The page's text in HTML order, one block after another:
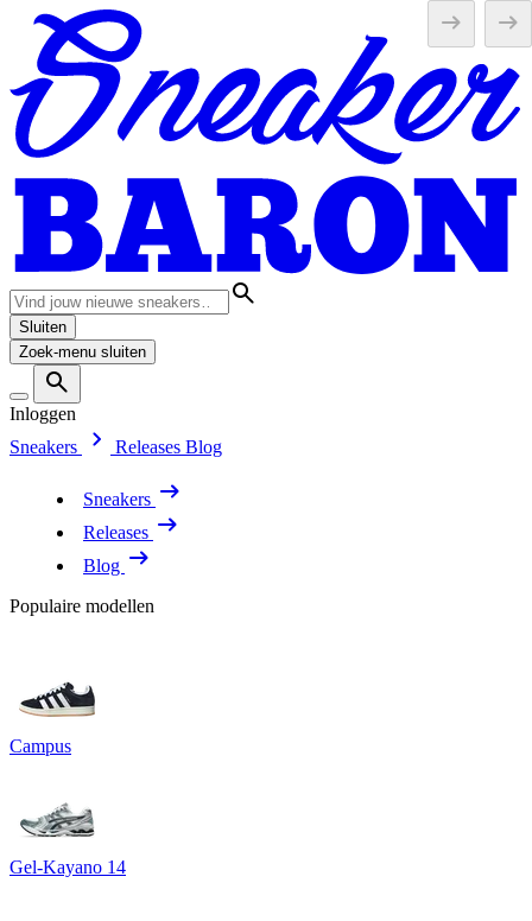
Sluiten
Zoek-menu sluiten
Inloggen
Sneakers
Releases Blog
Sneakers
Releases
Blog
Populaire modellen
Campus
Gel-Kayano 14